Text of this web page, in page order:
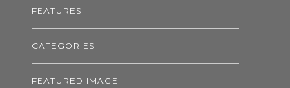
FEATURES
CATEGORIES
FEATURED IMAGE